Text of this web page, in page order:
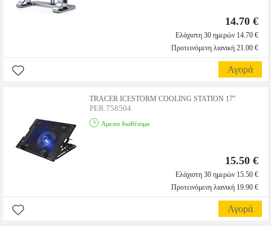
14.70 €
Ελάχιστη 30 ημερών 14.70 €
Προτεινόμενη λιανική 21.00 €
Αγορά
TRACER ICESTORM COOLING STATION 17''
PER.758504
Αμεσα διαθέσιμο
15.50 €
Ελάχιστη 30 ημερών 15.50 €
Προτεινόμενη λιανική 19.90 €
Αγορά